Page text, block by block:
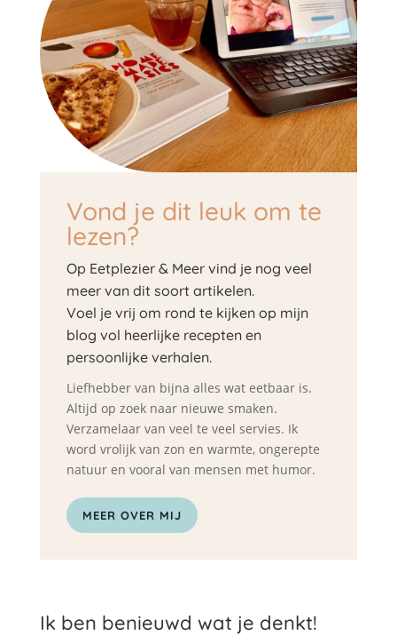
Vond je dit leuk om te
lezen?
Op Eetplezier & Meer vind je nog veel
meer van dit soort artikelen.
Voel je vrij om rond te kijken op mijn
blog vol heerlijke recepten en
persoonlijke verhalen.
Liefhebber van bijna alles wat eetbaar is.
Altijd op zoek naar nieuwe smaken.
Verzamelaar van veel te veel servies. Ik
word vrolijk van zon en warmte, ongerepte
natuur en vooral van mensen met humor.
MEER OVER MIJ
Ik ben benieuwd wat je denkt!